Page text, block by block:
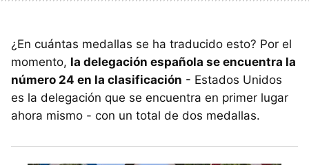
¿En cuántas medallas se ha traducido esto? Por el
momento, la delegación española se encuentra la
número 24 en la clasificación - Estados Unidos
es la delegación que se encuentra en primer lugar
ahora mismo - con un total de dos medallas.